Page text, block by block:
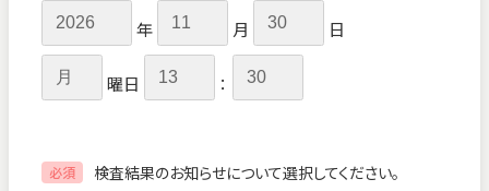
年 月 日
曜日 ：
必須 検査結果のお知らせについて選択してください。